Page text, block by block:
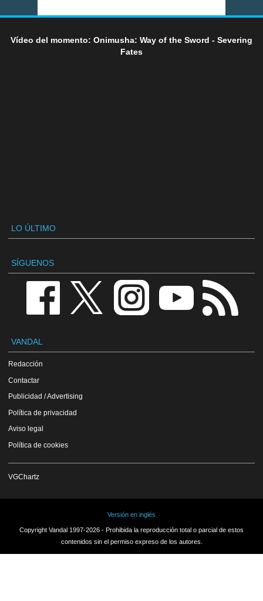
Vídeo del momento: Onimusha: Way of the Sword - Severing
Fates
LO ÚLTIMO
SÍGUENOS
VANDAL
Redacción
Contactar
Publicidad / Advertising
Política de privacidad
Aviso legal
Política de cookies
VGChartz
Versión en inglés
Copyright Vandal 1997-2026 - Prohibida la reproducción total o parcial de estos
contenidos sin el permiso expreso de los autores.